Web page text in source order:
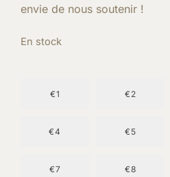
envie de nous soutenir !
En stock
€1 €2
€4 €5
€7 €8